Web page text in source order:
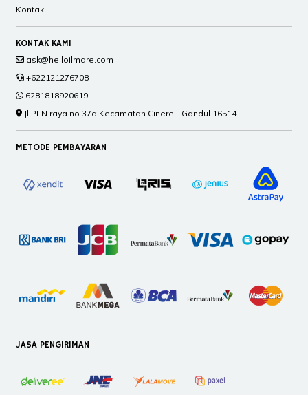
Kontak
KONTAK KAMI
ask@helloilmare.com
+622121276708
6281818920619
Jl PLN raya no 37a Kecamatan Cinere - Gandul 16514
METODE PEMBAYARAN
JASA PENGIRIMAN